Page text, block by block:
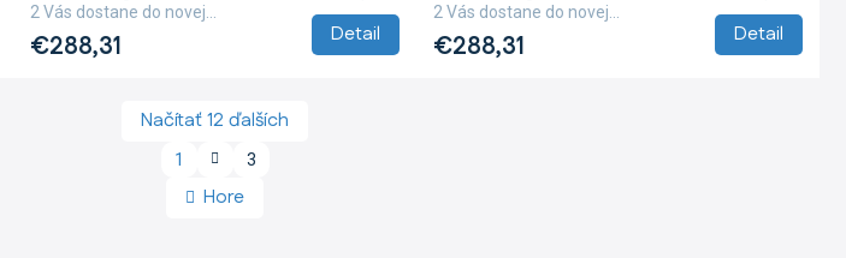
€288,31 Detail
2 Vás dostane do novej...
€288,31 Detail
2 Vás dostane do novej...
O
v
l
Načítať 12 ďalších
S
t
r
á
1 3
Hore